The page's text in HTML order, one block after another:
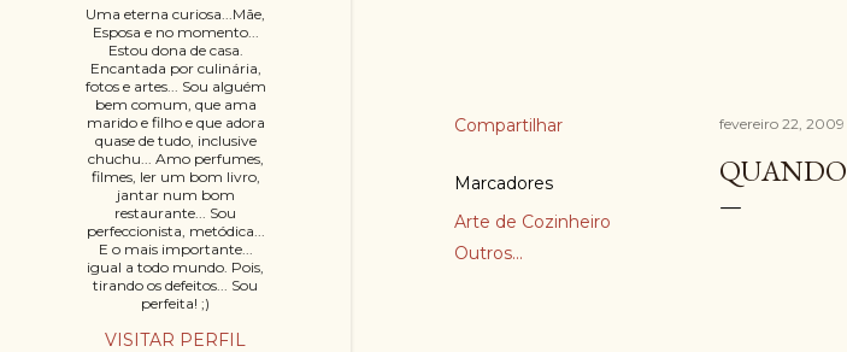
Compartilhar
Marcadores
Arte de Cozinheiro
Outros...
fevereiro 22, 2009
Uma eterna curiosa...Mãe,
Esposa e no momento...
Estou dona de casa.
Encantada por culinária,
fotos e artes... Sou alguém
bem comum, que ama
marido e filho e que adora
quase de tudo, inclusive
chuchu... Amo perfumes,
filmes, ler um bom livro,
jantar num bom
restaurante... Sou
perfeccionista, metódica...
E o mais importante...
igual a todo mundo. Pois,
tirando os defeitos... Sou
perfeita! ;)
VISITAR PERFIL